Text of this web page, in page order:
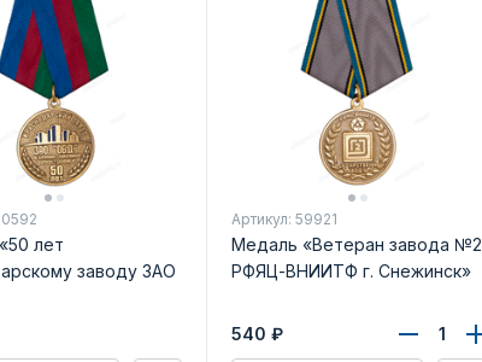
лет
заводу ЗАО
Артикул: 59921
Медаль «Ветеран завода №2
РФЯЦ-ВНИИТФ г. Снежинск»
540 ₽